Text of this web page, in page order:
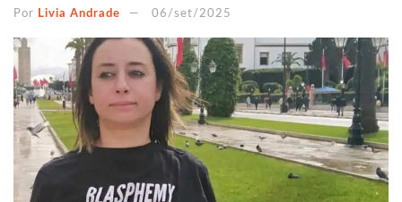
Por Livia Andrade 06/set/2025